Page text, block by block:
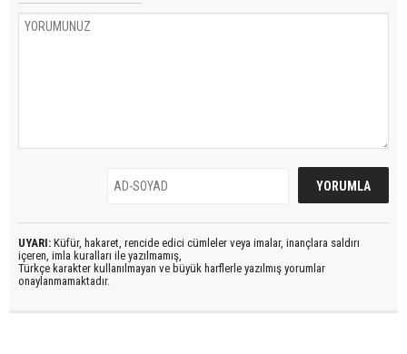
UYARI: Küfür, hakaret, rencide edici cümleler veya imalar, inançlara saldırı
içeren, imla kuralları ile yazılmamış,
Türkçe karakter kullanılmayan ve büyük harflerle yazılmış yorumlar
onaylanmamaktadır.